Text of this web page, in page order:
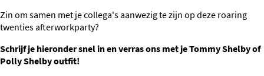
Zin om samen met je collega's aanwezig te zijn op deze roaring
twenties afterworkparty?
Schrijf je hieronder snel in en verras ons met je Tommy Shelby of
Polly Shelby outfit!